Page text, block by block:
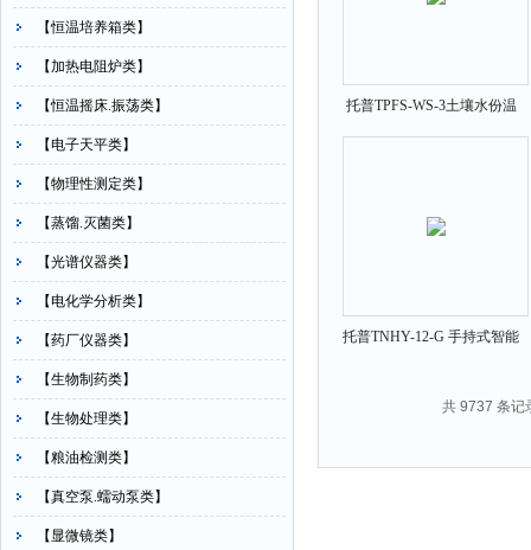
【恒温培养箱类】
【加热电阻炉类】
【恒温摇床.振荡类】
【电子天平类】
【物理性测定类】
【蒸馏.灭菌类】
【光谱仪器类】
【电化学分析类】
【药厂仪器类】
【生物制药类】
【生物处理类】
【粮油检测类】
【真空泵.蠕动泵类】
【显微镜类】
托普TPFS-WS-3土壤水份温
度墒情监测仪
托普TNHY-12-G 手持式智能
共 9737 条